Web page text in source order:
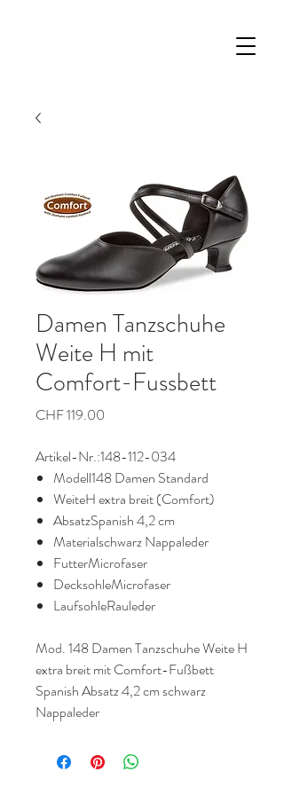
Damen Tanzschuhe
Weite H mit
Comfort-Fussbett
CHF 119.00
Artikel-Nr.:148-112-034
Modell148 Damen Standard
WeiteH extra breit (Comfort)
AbsatzSpanish 4,2 cm
Materialschwarz Nappaleder
FutterMicrofaser
DecksohleMicrofaser
LaufsohleRauleder
Mod. 148 Damen Tanzschuhe Weite H
extra breit mit Comfort-Fußbett
Spanish Absatz 4,2 cm schwarz
Nappaleder